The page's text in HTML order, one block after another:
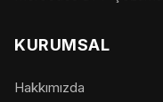
KURUMSAL
Hakkımızda